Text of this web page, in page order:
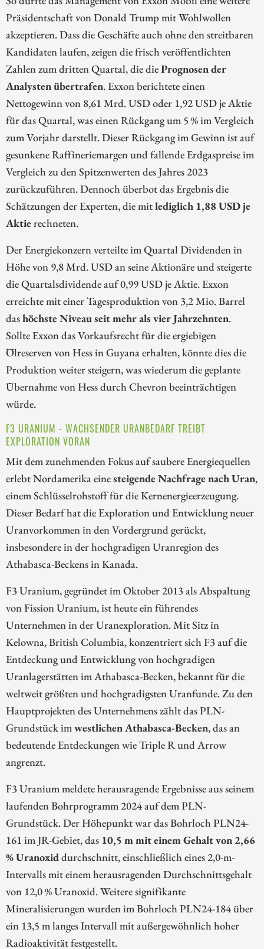
Präsidentschaft von Donald Trump mit Wohlwollen
akzeptieren. Dass die Geschäfte auch ohne den streitbaren
Kandidaten laufen, zeigen die frisch veröffentlichten
Zahlen zum dritten Quartal, die diePrognosen der
Analysten übertrafen. Exxon berichtete einen
Nettogewinn von 8,61 Mrd. USD oder 1,92 USD je Aktie
für das Quartal, was einen Rückgang um 5 % im Vergleich
zum Vorjahr darstellt. Dieser Rückgang im Gewinn ist auf
gesunkene Raffineriemargen und fallende Erdgaspreise im
Vergleich zu den Spitzenwerten des Jahres 2023
zurückzuführen. Dennoch überbot das Ergebnis die
Schätzungen der Experten, die mitlediglich 1,88 USD je
Aktierechneten.
Der Energiekonzern verteilte im Quartal Dividenden in
Höhe von 9,8 Mrd. USD an seine Aktionäre und steigerte
die Quartalsdividende auf 0,99 USD je Aktie. Exxon
erreichte mit einer Tagesproduktion von 3,2 Mio. Barrel
dashöchste Niveau seit mehr als vier Jahrzehnten.
Sollte Exxon das Vorkaufsrecht für die ergiebigen
Ölreserven von Hess in Guyana erhalten, könnte dies die
Produktion weiter steigern, was wiederum die geplante
Übernahme von Hess durch Chevron beeinträchtigen
würde.
F3 URANIUM - WACHSENDER URANBEDARF TREIBT
EXPLORATION VORAN
Mit dem zunehmenden Fokus auf saubere Energiequellen
erlebt Nordamerika einesteigende Nachfrage nach Uran,
einem Schlüsselrohstoff für die Kernenergieerzeugung.
Dieser Bedarf hat die Exploration und Entwicklung neuer
Uranvorkommen in den Vordergrund gerückt,
insbesondere in der hochgradigen Uranregion des
Athabasca-Beckens in Kanada.
F3 Uranium, gegründet im Oktober 2013 als Abspaltung
von Fission Uranium, ist heute ein führendes
Unternehmen in der Uranexploration. Mit Sitz in
Kelowna, British Columbia, konzentriert sich F3 auf die
Entdeckung und Entwicklung von hochgradigen
Uranlagerstätten im Athabasca-Becken, bekannt für die
weltweit größten und hochgradigsten Uranfunde. Zu den
Hauptprojekten des Unternehmens zählt das PLN-
Grundstück imwestlichen Athabasca-Becken, das an
bedeutende Entdeckungen wie Triple R und Arrow
angrenzt.
F3 Uranium meldete herausragende Ergebnisse aus seinem
laufenden Bohrprogramm 2024 auf dem PLN-
Grundstück. Der Höhepunkt war das Bohrloch PLN24-
161 im JR-Gebiet, das 10,5 m mit einem Gehalt von 2,66
% Uranoxiddurchschnitt, einschließlich eines 2,0-m-
Intervalls mit einem herausragenden Durchschnittsgehalt
von 12,0 % Uranoxid. Weitere signifikante
Mineralisierungen wurden im Bohrloch PLN24-184 über
ein 13,5 m langes Intervall mit außergewöhnlich hoher
Radioaktivität festgestellt.